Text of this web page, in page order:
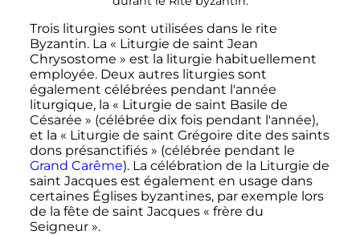
Trois liturgies sont utilisées dans le rite
Byzantin. La « Liturgie de saint Jean
Chrysostome » est la liturgie habituellement
employée. Deux autres liturgies sont
également célébrées pendant l'année
liturgique, la « Liturgie de saint Basile de
Césarée » (célébrée dix fois pendant l'année),
et la « Liturgie de saint Grégoire dite des saints
dons présanctifiés » (célébrée pendant le
Grand Carême). La célébration de la Liturgie de
saint Jacques est également en usage dans
certaines Églises byzantines, par exemple lors
de la fête de saint Jacques « frère du
Seigneur ».